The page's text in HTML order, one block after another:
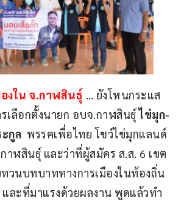
งใน จ.กาฬสินธุ์ … ยังโหนกระแส
เลือกตั้งนายก อบจ.กาฬสินธุ์ ไข่มุก-
กูล พรรคเพื่อไทย โชว์ไข่มุกแลนด์
าฬสินธ์ุ และว่าที่ผู้สมัคร ส.ส. 6 เขต
วนบทบาททางการเมืองในท้องถิ่น
ละที่มาแรงด้วยผลงาน พูดแล้วทำ